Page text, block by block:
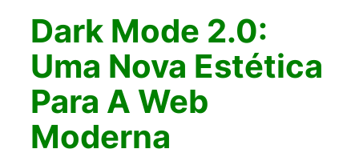
Dark Mode 2.0:
Uma Nova Estética
Para A Web
Moderna